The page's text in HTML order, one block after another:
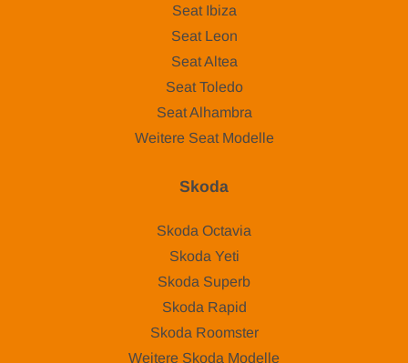
Seat Ibiza
Seat Leon
Seat Altea
Seat Toledo
Seat Alhambra
Weitere Seat Modelle
Skoda
Skoda Octavia
Skoda Yeti
Skoda Superb
Skoda Rapid
Skoda Roomster
Weitere Skoda Modelle